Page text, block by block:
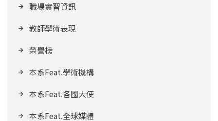
職場實習資訊
教師學術表現
榮譽榜
本系Feat.學術機構
本系Feat.各國大使
本系Feat.全球媒體